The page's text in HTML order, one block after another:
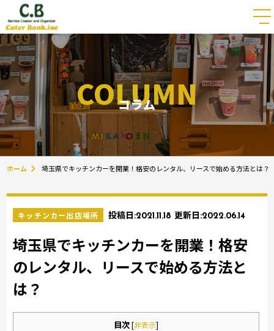
COLUMN
コラム
ホーム 埼玉県でキッチンカーを開業！格安のレンタル、リースで始める方法とは？
キッチンカー出店場所 投稿日:2021.11.18 更新日:2022.06.14
埼玉県でキッチンカーを開業！格安
のレンタル、リースで始める方法と
は？
目次[非表示]